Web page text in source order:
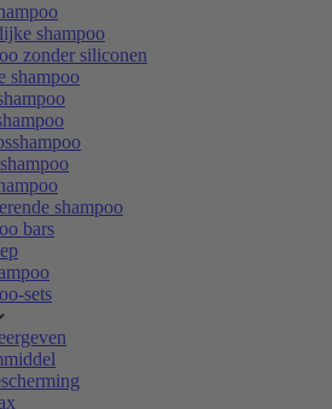
shampoo
zonder siliconen
shampoo
shampoo
bars
sets